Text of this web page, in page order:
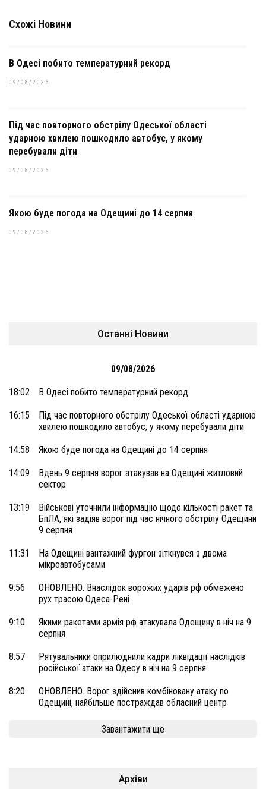
Схожі Новини
В Одесі побито температурний рекорд
09/08/2026
Під час повторного обстрілу Одеської області
ударною хвилею пошкодило автобус, у якому
перебували діти
09/08/2026
Якою буде погода на Одещині до 14 серпня
09/08/2026
Останні Новини
09/08/2026
18:02 В Одесі побито температурний рекорд
16:15
Під час повторного обстрілу Одеської області ударною
хвилею пошкодило автобус, у якому перебували діти
14:58 Якою буде погода на Одещині до 14 серпня
14:09
Вдень 9 серпня ворог атакував на Одещині житловий
сектор
13:19
Військові уточнили інформацію щодо кількості ракет та
БпЛА, які задіяв ворог під час нічного обстрілу Одещини
9 серпня
11:31
На Одещині вантажний фургон зіткнувся з двома
мікроавтобусами
9:56
ОНОВЛЕНО. Внаслідок ворожих ударів рф обмежено
рух трасою Одеса-Рені
9:10
Якими ракетами армія рф атакувала Одещину в ніч на 9
серпня
8:57
Рятувальники оприлюднили кадри ліквідації наслідків
російської атаки на Одесу в ніч на 9 серпня
8:20
ОНОВЛЕНО. Ворог здійснив комбіновану атаку по
Одещині, найбільше постраждав обласний центр
Завантажити ще
Архіви